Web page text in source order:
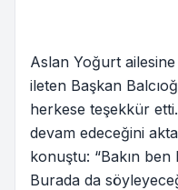
Aslan Yoğurt
ileten Başkan
herkese teşekkür
devam edeceğini
konuştu: “Bakın
Burada da